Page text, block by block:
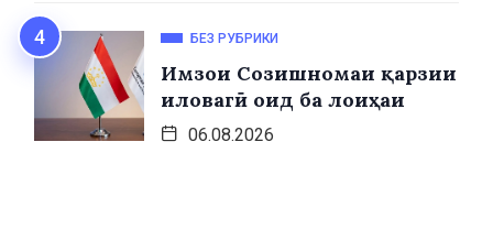
БЕЗ РУБРИКИ
Имзои Созишномаи қарзии
иловагӣ оид ба лоиҳаи
06.08.2026